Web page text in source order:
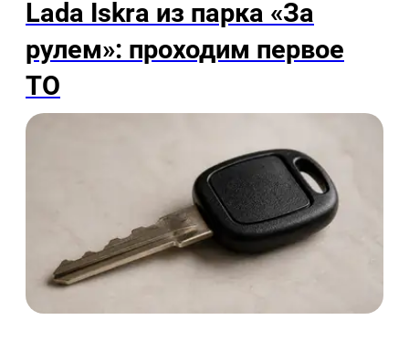
Lada Iskra из парка «За
рулем»: проходим первое
ТО